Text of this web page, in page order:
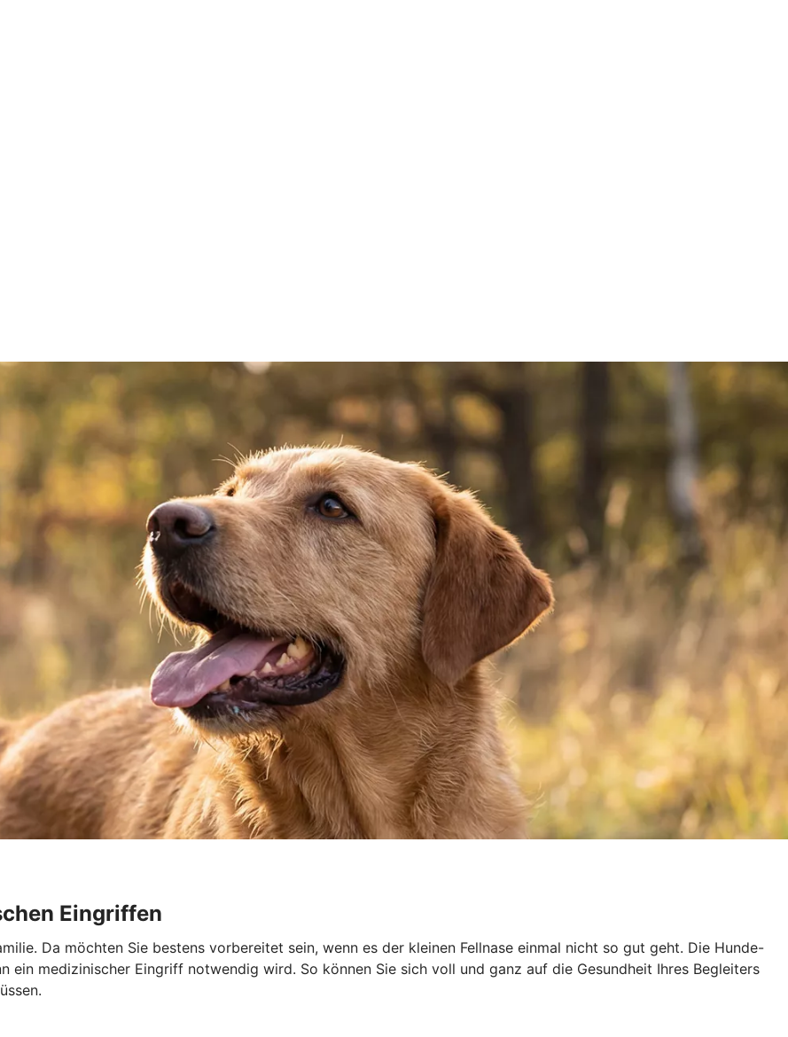
Eingriffen
Da möchten Sie bestens vorbereitet sein, wenn es der kleinen Fellnase einmal nicht so gut geht. Die Hunde-
ein medizinischer Eingriff notwendig wird. So können Sie sich voll und ganz auf die Gesundheit Ihres Begleiters